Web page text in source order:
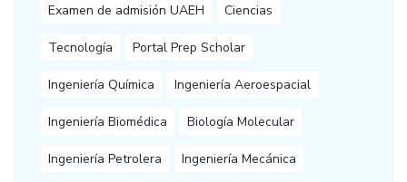
Examen de admisión UAEH Ciencias
Tecnología Portal Prep Scholar
Ingeniería Química Ingeniería Aeroespacial
Ingeniería Biomédica Biología Molecular
Ingeniería Petrolera Ingeniería Mecánica